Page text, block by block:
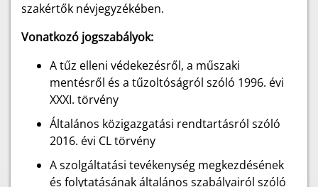
szakértők névjegyzékében.
Vonatkozó jogszabályok:
A tűz elleni védekezésről, a műszaki
mentésről és a tűzoltóságról szóló 1996. évi
XXXI. törvény
Általános közigazgatási rendtartásról szóló
2016. évi CL törvény
A szolgáltatási tevékenység megkezdésének
és folytatásának általános szabályairól szóló